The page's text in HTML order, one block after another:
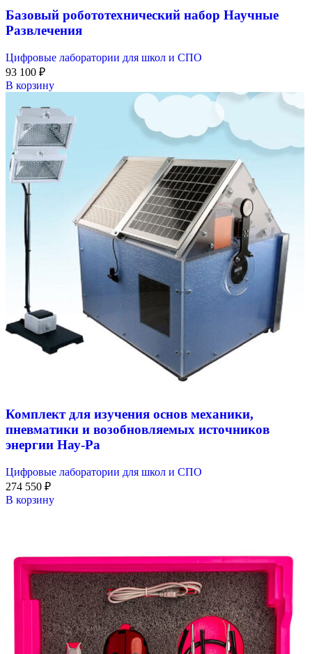
Базовый робототехнический набор Научные
Развлечения
Цифровые лаборатории для школ и СПО
93 100 ₽
В корзину
Комплект для изучения основ механики,
пневматики и возобновляемых источников
энергии Нау-Ра
Цифровые лаборатории для школ и СПО
274 550 ₽
В корзину